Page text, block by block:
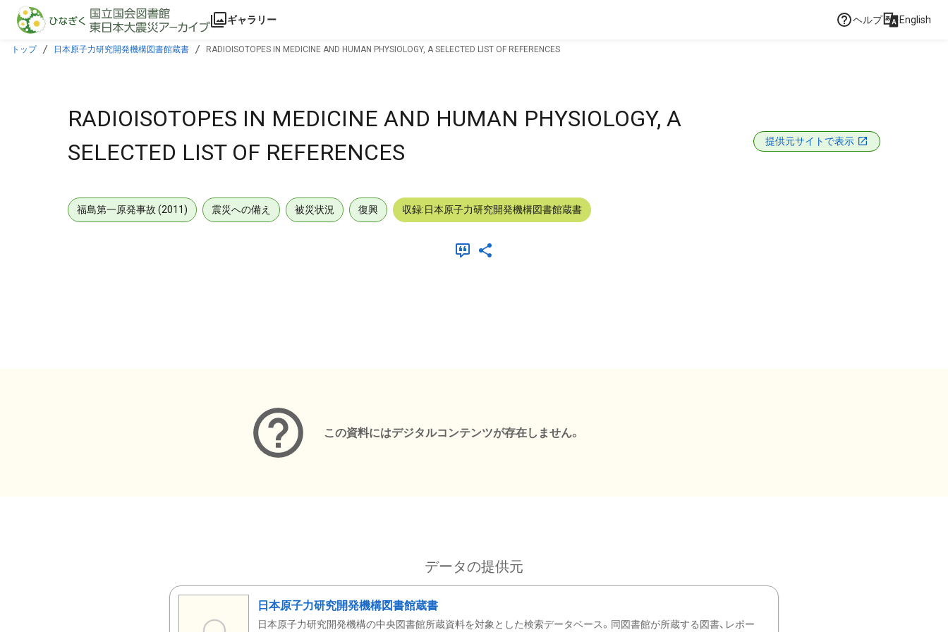
本文に飛ぶ
ギャラリー ヘルプ English
トップ 日本原子力研究開発機構図書館蔵書 RADIOISOTOPES IN MEDICINE AND HUMAN PHYSIOLOGY, A SELECTED LIST OF REFERENCES
RADIOISOTOPES IN MEDICINE AND HUMAN PHYSIOLOGY, A
SELECTED LIST OF REFERENCES
提供元サイトで表示
福島第一原発事故 (2011) 震災への備え 被災状況 復興 収録:日本原子力研究開発機構図書館蔵書
この資料にはデジタルコンテンツが存在しません。
データの提供元
日本原子力研究開発機構図書館蔵書
日本原子力研究開発機構の中央図書館所蔵資料を対象とした検索データベース。同図書館が所蔵する図書、レポー